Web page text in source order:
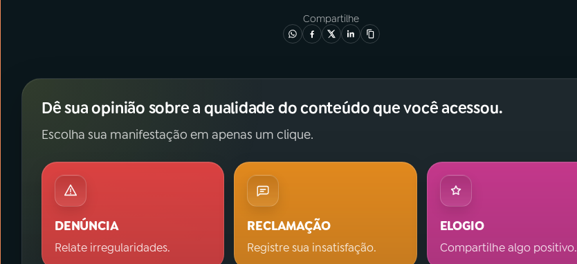
Compartilhe
Dê sua opinião sobre a qualidade do conteúdo que você acessou.
Escolha sua manifestação em apenas um clique.
DENÚNCIA
Relate irregularidades.
RECLAMAÇÃO
Registre sua insatisfação.
ELOGIO
Compartilhe algo positivo.